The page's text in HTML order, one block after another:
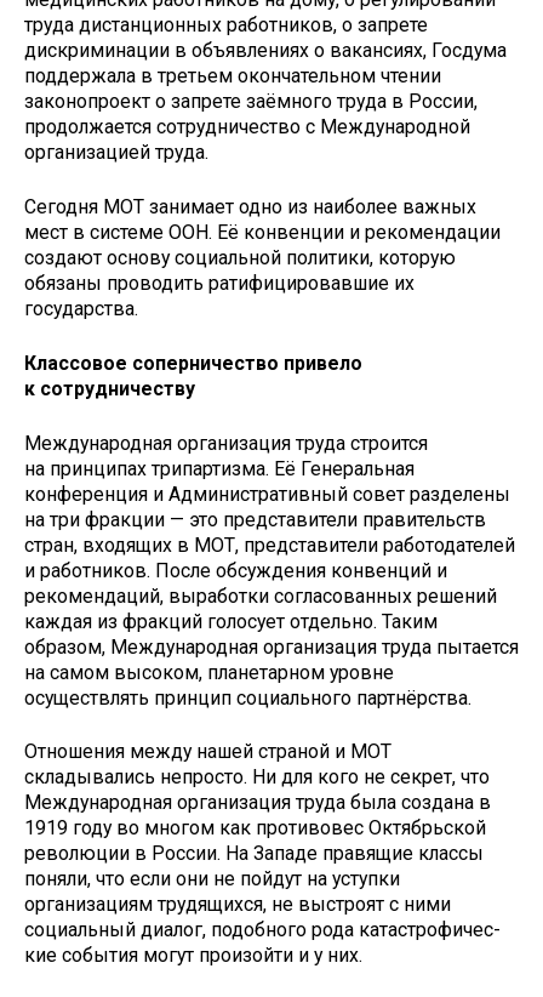
труда дистанционных работников, о запрете
дискриминации в объявлениях о вакансиях, Госдума
поддержала в третьем окончательном чтении
законопроект о запрете заёмного труда в России,
продолжается сотрудничество с Международной
организацией труда.
Сегодня МОТ занимает одно из наиболее важных
мест в системе ООН. Её конвенции и рекомендации
создают основу социальной политики, которую
обязаны проводить ратифицировавшие их
государства.
Классовое соперничество привело
к сотрудничеству
Международная организация труда строится
на принципах трипартизма. Её Генеральная
конференция и Административный совет разделены
на три фракции — это представители правительств
стран, входящих в МОТ, представители работодателей
и работников. После обсуждения конвенций и
рекомендаций, выработки согласованных решений
каждая из фракций голосует отдельно. Таким
образом, Международная организация труда пытается
на самом высоком, планетарном уровне
осуществлять принцип социального партнёрства.
Отношения между нашей страной и МОТ
складывались непросто. Ни для кого не секрет, что
Международная организация труда была создана в
1919 году во многом как противовес Октябрьской
революции в России. На Западе правящие классы
поняли, что если они не пойдут на уступки
организациям трудящихся, не выстроят с ними
социальный диалог, подобного рода катастрофичес­
кие события могут про­изойти и у них.